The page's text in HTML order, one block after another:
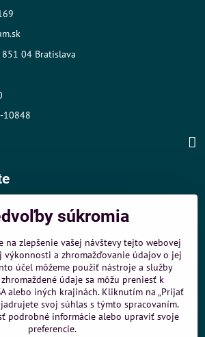
04 Bratislava
10848
obchvatu
40 m od predajne
Záporožská - autobusy č. 80 a 88
ŽST Petržalka - autobus 99
- Internetové nákupy
súkromia
na zlepšenie vašej návštevy tejto webovej
výkonnosti a zhromažďovanie údajov o jej
účel môžeme použiť nástroje a služby
údaje sa môžu preniesť k
alebo iných krajinách. Kliknutím na „Prijať
svoj súhlas s týmto spracovaním.
podrobné informácie alebo upraviť svoje
preferencie.